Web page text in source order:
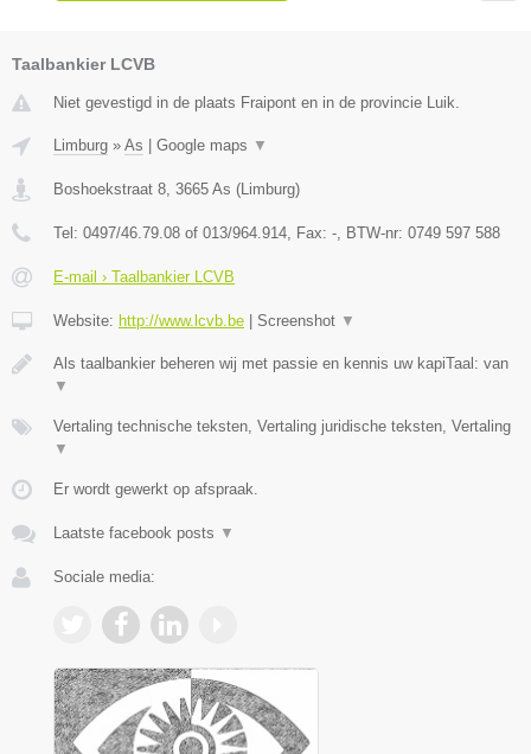
Taalbankier LCVB
Niet gevestigd in de plaats Fraipont en in de provincie Luik.
Limburg » As Google maps ▼
Boshoekstraat 8 3665 As ( Limburg)
Tel: 0497/46.79.08 of 013/964.914 , Fax: - , BTW-nr: 0749 597 588
E-mail › Taalbankier LCVB
Website: http://www.lcvb.be Screenshot ▼
Als taalbankier beheren wij met passie en kennis uw kapiTaal: van
▼
Vertaling technische teksten, Vertaling juridische teksten, Vertaling
▼
Er wordt gewerkt op afspraak.
Laatste facebook posts ▼
Sociale media: